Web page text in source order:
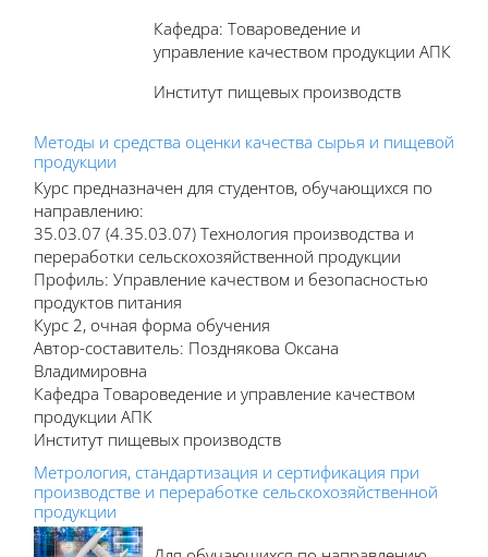
Кафедра: Товароведение и
управление качеством продукции АПК
Институт пищевых производств
Методы и средства оценки качества сырья и пищевой
продукции
Курс предназначен для студентов, обучающихся по
направлению:
35.03.07 (4.35.03.07) Технология производства и
переработки сельскохозяйственной продукции
Профиль: Управление качеством и безопасностью
продуктов питания
Курс 2, очная форма обучения
Автор-составитель: Позднякова Оксана
Владимировна
Кафедра Товароведение и управление качеством
продукции АПК
Институт пищевых производств
Метрология, стандартизация и сертификация при
производстве и переработке сельскохозяйственной
продукции